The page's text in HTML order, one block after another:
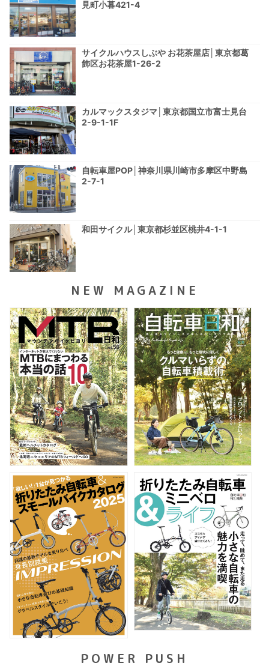
見町小暮421-4
サイクルハウスしぶや お花茶屋店│東京都葛
飾区お花茶屋1-26-2
カルマックスタジマ│東京都国立市富士見台
2-9-1-1F
自転車屋POP│神奈川県川崎市多摩区中野島
2-7-1
和田サイクル│東京都杉並区桃井4-1-1
NEW MAGAZINE
POWER PUSH